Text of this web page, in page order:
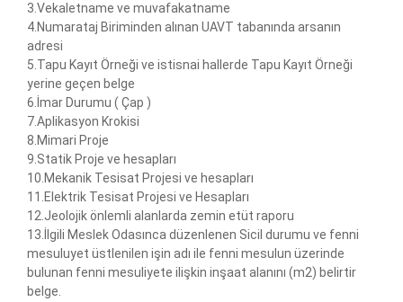
3.Vekaletname ve muvafakatname
4.Numarataj Biriminden alınan UAVT tabanında arsanın
adresi
5.Tapu Kayıt Örneği ve istisnai hallerde Tapu Kayıt Örneği
yerine geçen belge
6.İmar Durumu ( Çap )
7.Aplikasyon Krokisi
8.Mimari Proje
9.Statik Proje ve hesapları
10.Mekanik Tesisat Projesi ve hesapları
11.Elektrik Tesisat Projesi ve Hesapları
12.Jeolojik önlemli alanlarda zemin etüt raporu
13.İlgili Meslek Odasınca düzenlenen Sicil durumu ve fenni
mesuluyet üstlenilen işin adı ile fenni mesulun üzerinde
bulunan fenni mesuliyete ilişkin inşaat alanını (m2) belirtir
belge.